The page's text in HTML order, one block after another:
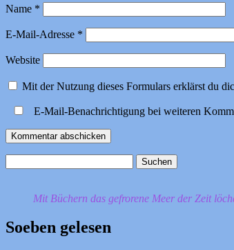
Name *
E-Mail-Adresse *
Website
Mit der Nutzung dieses Formulars erklärst du
E-Mail-Benachrichtigung bei weiteren
nach:
Mit Büchern das gefrorene Meer der Zeit
Soeben gelesen